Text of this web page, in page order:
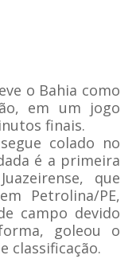
o Bahia como
em um jogo
finais.
colado no
é a primeira
que
Petrolina/PE,
campo devido
goleou o
classificação.